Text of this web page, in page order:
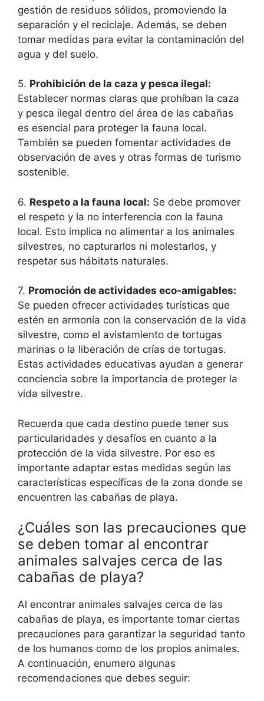
gestión de residuos sólidos, promoviendo la
separación y el reciclaje. Además, se deben
tomar medidas para evitar la contaminación del
agua y del suelo.
5. Prohibición de la caza y pesca ilegal:
Establecer normas claras que prohíban la caza
y pesca ilegal dentro del área de las cabañas
es esencial para proteger la fauna local.
También se pueden fomentar actividades de
observación de aves y otras formas de turismo
sostenible.
6. Respeto a la fauna local: Se debe promover
el respeto y la no interferencia con la fauna
local. Esto implica no alimentar a los animales
silvestres, no capturarlos ni molestarlos, y
respetar sus hábitats naturales.
7. Promoción de actividades eco-amigables:
Se pueden ofrecer actividades turísticas que
estén en armonía con la conservación de la vida
silvestre, como el avistamiento de tortugas
marinas o la liberación de crías de tortugas.
Estas actividades educativas ayudan a generar
conciencia sobre la importancia de proteger la
vida silvestre.
Recuerda que cada destino puede tener sus
particularidades y desafíos en cuanto a la
protección de la vida silvestre. Por eso es
importante adaptar estas medidas según las
características específicas de la zona donde se
encuentren las cabañas de playa.
¿Cuáles son las precauciones que
se deben tomar al encontrar
animales salvajes cerca de las
cabañas de playa?
Al encontrar animales salvajes cerca de las
cabañas de playa, es importante tomar ciertas
precauciones para garantizar la seguridad tanto
de los humanos como de los propios animales.
A continuación, enumero algunas
recomendaciones que debes seguir: